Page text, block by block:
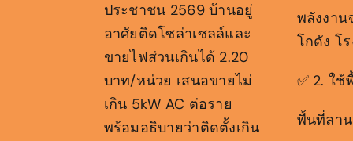
ประชาชน 2569 บ้านอยู่
อาศัยติดโซล่าเซลล์และ
ขายไฟส่วนเกินได้ 2.20
บาท/หน่วย เสนอขายไม่
เกิน 5kW AC ต่อราย
พร้อมอธิบายว่าติดตั้งเกิน
พลังงาน
โกดัง โ
✅ 2. ใ
พื้นที่ลา